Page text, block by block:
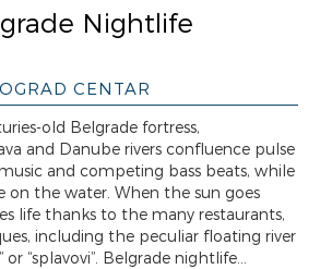
Nightlife
CENTAR
old Belgrade fortress,
and Danube rivers confluence pulse
and competing bass beats, while
on the water. When the sun goes
life thanks to the many restaurants,
including the peculiar floating river
or “splavovi”. Belgrade nightlife...